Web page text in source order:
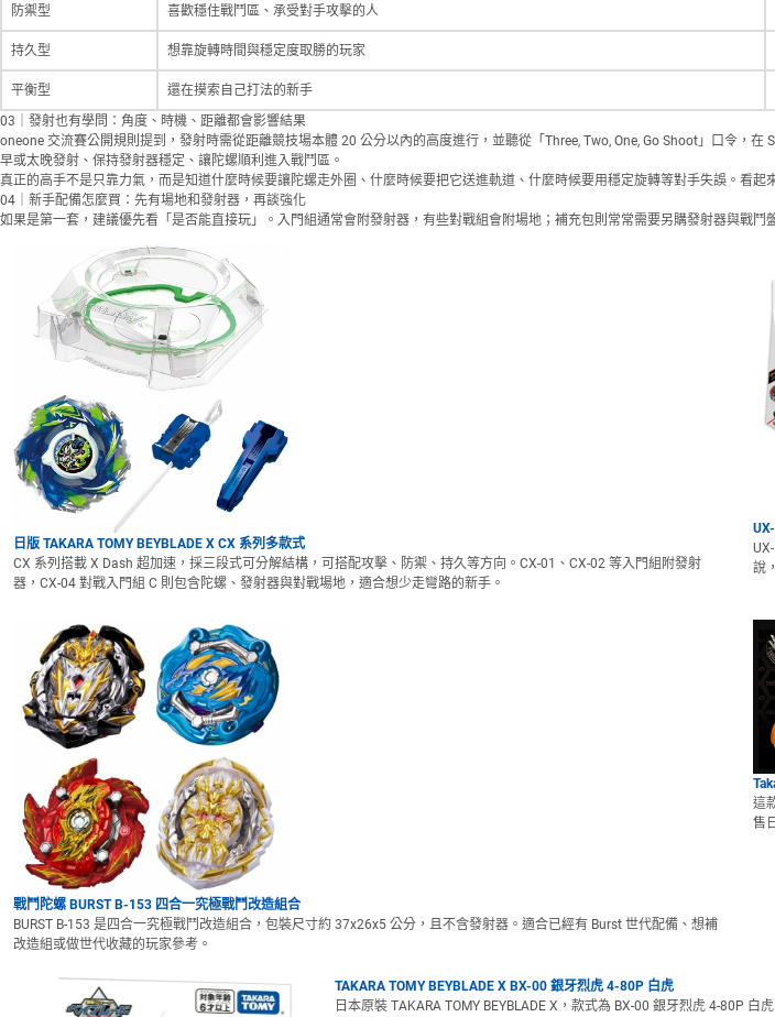
防禦型 喜歡穩住戰鬥區、承受對手攻擊的人
持久型 想靠旋轉時間與穩定度取勝的玩家
平衡型 還在摸索自己打法的新手
03｜發射也有學問：角度、時機、距離都會影響結果
oneone 交流賽公開規則提到，發射時需從距離競技場本體 20 公分以內的高度進行，並聽從「Three, Two, One, Go Shoot」口令
早或太晚發射、保持發射器穩定、讓陀螺順利進入戰鬥區。
真正的高手不是只靠力氣，而是知道什麼時候要讓陀螺走外圈、什麼時候要把它送進軌道、什麼時候要用穩定旋轉等對手失誤。看起
04｜新手配備怎麼買：先有場地和發射器，再談強化
如果是第一套，建議優先看「是否能直接玩」。入門組通常會附發射器，有些對戰組會附場地；補充包則常常需要另購發射器與戰
日版 TAKARA TOMY BEYBLADE X CX 系列多款式
CX 系列搭載 X Dash 超加速，採三段式可分解結構，可搭配攻擊、防禦、持久等方向。CX-01、CX-02 等入門組附發射
器，CX-04 對戰入門組 C 則包含陀螺、發射器與對戰場地，適合想少走彎路的新手。
說
戰鬥陀螺 BURST B-153 四合一究極戰鬥改造組合
BURST B-153 是四合一究極戰鬥改造組合，包裝尺寸約 37x26x5 公分，且不含發射器。適合已經有 Burst 世代配備、想補
改造組或做世代收藏的玩家參考。
這
售
TAKARA TOMY BEYBLADE X BX-00 銀牙烈虎 4-80P 白虎
日本原裝 TAKARA TOMY BEYBLADE X，款式為 BX-00 銀牙烈虎 4-80P